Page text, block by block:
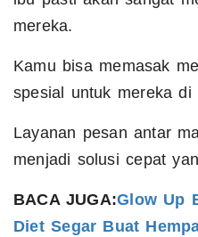
mereka.
Kamu bisa memasak
spesial untuk mereka di
Layanan pesan antar
menjadi solusi cepat
BACA JUGA:Glow Up
Diet Segar Buat